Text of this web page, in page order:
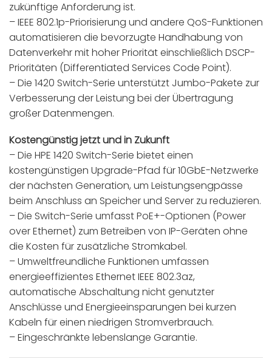
zukünftige Anforderung ist.
– IEEE 802.1p-Priorisierung und andere QoS-Funktionen
automatisieren die bevorzugte Handhabung von
Datenverkehr mit hoher Priorität einschließlich DSCP-
Prioritäten (Differentiated Services Code Point).
– Die 1420 Switch-Serie unterstützt Jumbo-Pakete zur
Verbesserung der Leistung bei der Übertragung
großer Datenmengen.
Kostengünstig jetzt und in Zukunft
– Die HPE 1420 Switch-Serie bietet einen
kostengünstigen Upgrade-Pfad für 10GbE-Netzwerke
der nächsten Generation, um Leistungsengpässe
beim Anschluss an Speicher und Server zu reduzieren.
– Die Switch-Serie umfasst PoE+-Optionen (Power
over Ethernet) zum Betreiben von IP-Geräten ohne
die Kosten für zusätzliche Stromkabel.
– Umweltfreundliche Funktionen umfassen
energieeffizientes Ethernet IEEE 802.3az,
automatische Abschaltung nicht genutzter
Anschlüsse und Energieeinsparungen bei kurzen
Kabeln für einen niedrigen Stromverbrauch.
– Eingeschränkte lebenslange Garantie.